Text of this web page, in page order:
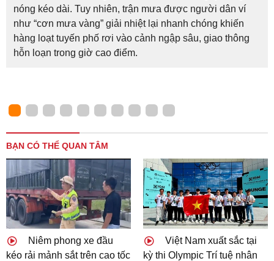
nóng kéo dài. Tuy nhiên, trận mưa được người dân ví
như “cơn mưa vàng” giải nhiệt lại nhanh chóng khiến
hàng loạt tuyến phố rơi vào cảnh ngập sâu, giao thông
hỗn loạn trong giờ cao điểm.
BẠN CÓ THỂ QUAN TÂM
Niêm phong xe đầu
kéo rải mảnh sắt trên cao tốc
Việt Nam xuất sắc tại
kỳ thi Olympic Trí tuệ nhân